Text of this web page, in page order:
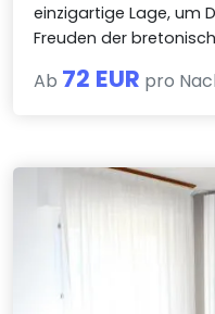
einzigartige Lage, um
Freuden der
Ab 72 EUR pro